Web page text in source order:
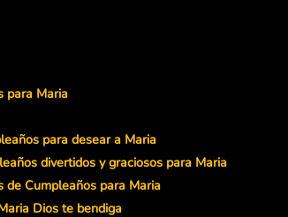
para Maria
para desear a Maria
divertidos y graciosos para Maria
de Cumpleaños para Maria
Dios te bendiga